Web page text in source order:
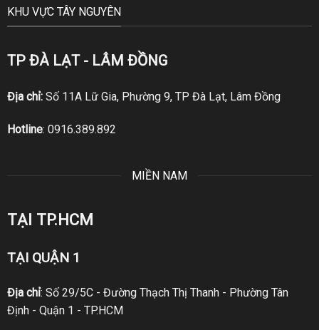
KHU VỰC TÂY NGUYÊN
TP ĐÀ LẠT - LÂM ĐỒNG
Địa chỉ:Số 11A Lữ Gia, Phường 9, TP Đà Lạt, Lâm Đồng
Hotline: 0916.389.892
MIỀN NAM
TẠI TP.HCM
TẠI QUẬN 1
Địa chỉ: Số 29/5C - Đường Thạch Thị Thanh - Phường Tân
Định - Quận 1 - TP.HCM